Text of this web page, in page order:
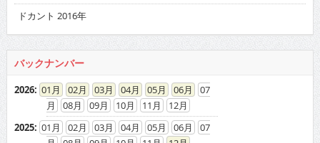
ドカント 2016年
バックナンバー
2026: 01 02 03 04 05 06
07
08
09 10 11
12
2025: 01 02 03 04 05 06
07